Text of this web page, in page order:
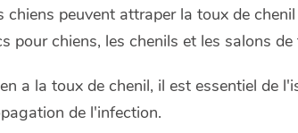
chiens peuvent attraper la toux de
pour chiens, les chenils et les salons
a la toux de chenil, il est essentiel de
de l'infection.